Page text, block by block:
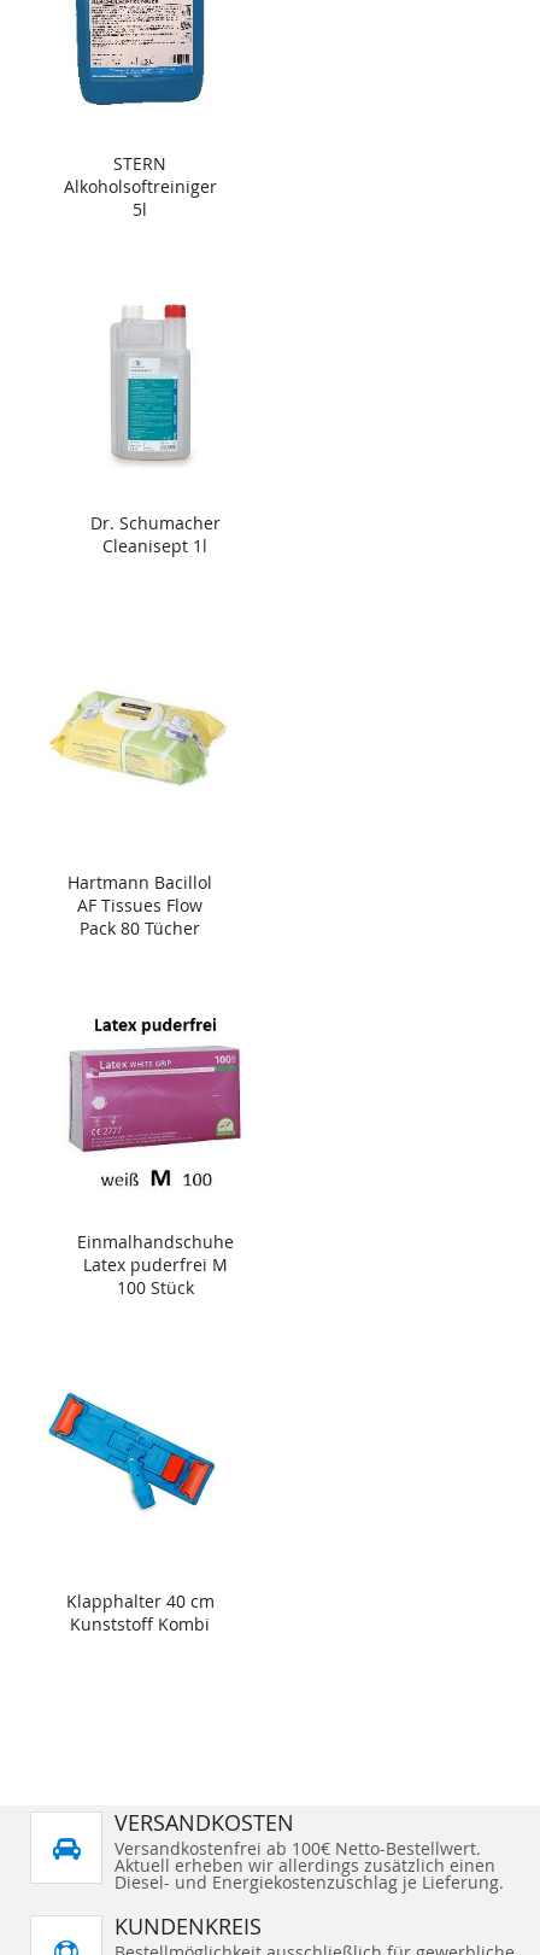
STERN
Alkoholsoftreiniger
5l
Dr. Schumacher
Cleanisept 1l
Hartmann Bacillol
AF Tissues Flow
Pack 80 Tücher
Einmalhandschuhe
Latex puderfrei M
100 Stück
Klapphalter 40 cm
Kunststoff Kombi
VERSANDKOSTEN
Versandkostenfrei ab 100€ Netto-Bestellwert.
Aktuell erheben wir allerdings zusätzlich einen
Diesel- und Energiekostenzuschlag je Lieferung.
KUNDENKREIS